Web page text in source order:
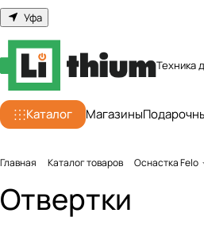
Уфа
Техника
Каталог Магазины
Главная Каталог товаров Оснастка Felo
Отвертки